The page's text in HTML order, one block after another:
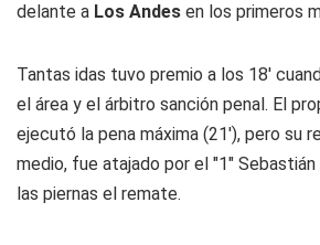
delante a Los Andes en los primeros
Tantas idas tuvo premio a los 18'
el área y el árbitro sanción penal. El
ejecutó la pena máxima (21'), pero su
medio, fue atajado por el "1"
las piernas el remate.